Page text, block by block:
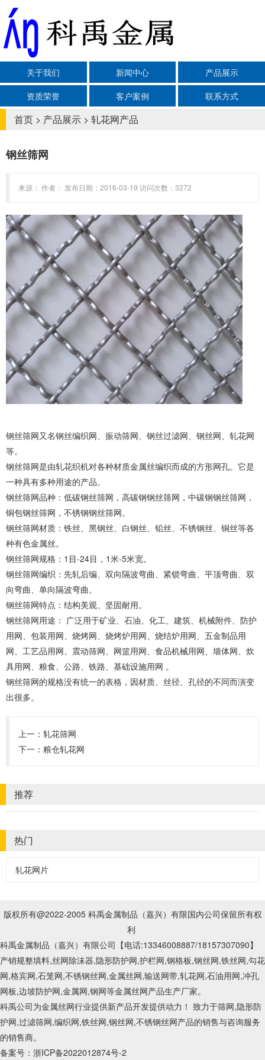
关于我们 新闻中心
产品展示
资质荣誉
客户案例 联系方式
首页 > 产品展示 > 轧花网产品
钢丝筛网
来源： 作者： 发布日期：2016-03-19 访问次数：3272
钢丝筛网又名钢丝编织网、振动筛网、钢丝过滤网、钢丝网、轧花网
等。
钢丝筛网是由轧花织机对各种材质金属丝编织而成的方形网孔。它是
一种具有多种用途的产品。
钢丝筛网品种：低碳钢丝筛网，高碳钢钢丝筛网，中碳钢钢丝筛网，
铜包钢丝筛网，不锈钢钢丝筛网。
钢丝筛网材质：铁丝、黑钢丝、白钢丝、铅丝、不锈钢丝、铜丝等各
种有色金属丝。
钢丝筛网规格：1目-24目，1米-5米宽。
钢丝筛网编织：先轧后编、双向隔波弯曲、紧锁弯曲、平顶弯曲、双
向弯曲、单向隔波弯曲。
钢丝筛网特点：结构美观、坚固耐用。
钢丝筛网用途： 广泛用于矿业、石油、化工、建筑、机械附件、防护
用网、包装用网、烧烤网、烧烤炉用网、烧结炉用网、五金制品用
网、工艺品用网、震动筛网、网篮用网、食品机械用网、墙体网、炊
具用网、粮食、公路、铁路、基础设施用网 。
钢丝筛网的规格没有统一的表格，因材质、丝径、孔径的不同而演变
出很多。
上一： 轧花筛网
下一： 粮仓轧花网
推荐
热门
轧花网片
版权所有@2022-2005 科禹金属制品（嘉兴）有限国内公司保留所有权
利
科禹金属制品（嘉兴）有限公司【电话:13346008887/18157307090】
产销规整填料,丝网除沫器,隐形防护网,护栏网,钢格板,钢丝网,铁丝网,勾花
网,格宾网,石笼网,不锈钢丝网,金属丝网,输送网带,轧花网,石油用网,冲孔
网板,边坡防护网,金属网,钢网等金属丝网产品生产厂家。
科禹公司为金属丝网行业提供新产品开发提供动力！ 致力于筛网,隐形防
护网,过滤筛网,编织网,铁丝网,钢丝网,不锈钢丝网产品的销售与咨询服务
的销售商。
备案号： 浙ICP备2022012874号-2